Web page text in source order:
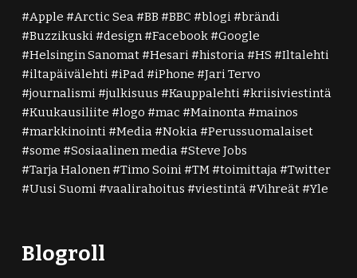
Apple Arctic Sea BB BBC blogi
brändi
Buzzikuski
design Facebook
Google
Helsingin Sanomat
Hesari historia HS
Iltalehti
iltapäivälehti
iPad iPhone
Jari Tervo
journalismi
julkisuus Kauppalehti
kriisiviestintä
Kuukausiliite
logo mac Mainonta
mainos
markkinointi
Media Nokia
Perussuomalaiset
some
Sosiaalinen media
Steve Jobs
Tarja Halonen
Timo Soini TM toimittaja
Twitter
Uusi Suomi
vaalirahoitus viestintä Vihreät Yle
Blogroll